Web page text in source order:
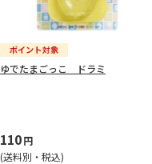
ゆでたまごっこ ドラミ
110円
(送料別・税込)